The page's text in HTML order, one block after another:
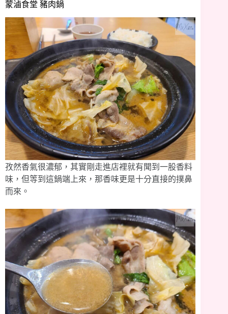
蒙滷食堂 豬肉鍋
孜然香氣很濃郁，其實剛走進店裡就有聞到一股香料
味，但等到這鍋端上來，那香味更是十分直接的撲鼻
而來。